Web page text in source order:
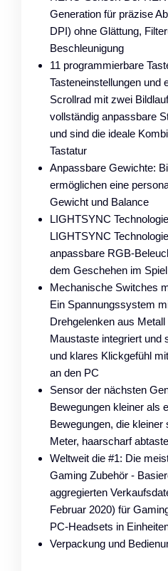
Generation für präzise
DPI) ohne Glättung,
Beschleunigung
11 programmierbare
Tasteneinstellungen und
Scrollrad mit zwei
vollständig anpassbare
und sind die ideale
Tastatur
Anpassbare Gewichte:
ermöglichen eine
Gewicht und Balance
LIGHTSYNC
LIGHTSYNC
anpassbare RGB-
dem Geschehen im
Mechanische Switches
Ein Spannungssystem
Drehgelenken aus
Maustaste integriert und
und klares Klickgefühl
an den PC
Sensor der nächsten
Bewegungen kleiner als
Bewegungen, die kleiner
Meter, haarscharf
Weltweit die #1: Die
Gaming Zubehör -
aggregierten
Februar 2020) für
PC-Headsets in
Verpackung und